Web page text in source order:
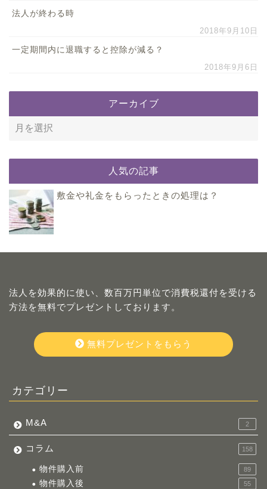
法人が終わる時
2018年9月10日
一定期間内に退職すると控除が減る？
2018年9月6日
アーカイブ
人気の記事
敷金や礼金をもらったときの処理は？
法人を効果的に使い、数百万円単位で消費税還付を受ける
方法を無料でプレゼントしております。
無料プレゼントをもらう
カテゴリー
M&A 2
コラム 158
物件購入前 89
物件購入後 55